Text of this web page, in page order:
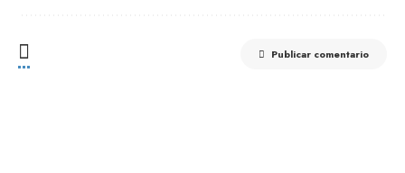
Publicar comentario